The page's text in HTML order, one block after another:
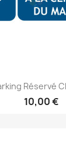
Réservé
10,00 €